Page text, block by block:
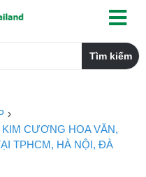
CƯƠNG HOA VĂN,
TPHCM, HÀ NỘI, ĐÀ